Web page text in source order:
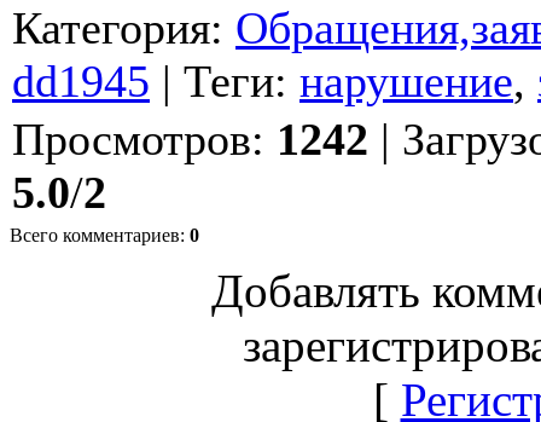
Категория:
dd1945 | Теги: нарушение,
Просмотров: 1242 |
5.0/2
Всего комментариев: 0
Добавлять
[